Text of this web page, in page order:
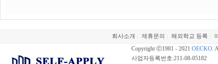
회사소개 제휴문의 해외학교 등록
Copyright ⓒ1981 - 2021 OECKO.
사업자등록번호:211-08-05182